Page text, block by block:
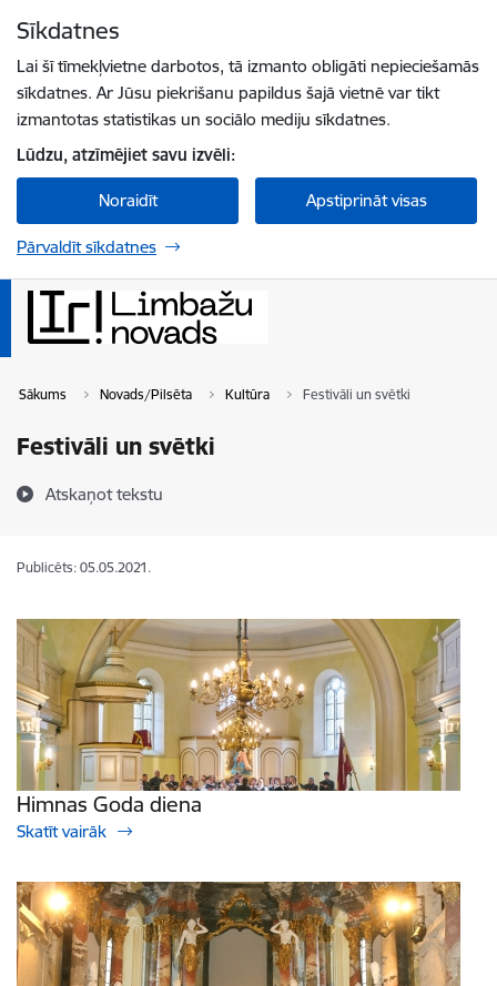
Sīkdatnes
Lai šī tīmekļvietne darbotos, tā izmanto obligāti nepieciešamās
sīkdatnes. Ar Jūsu piekrišanu papildus šajā vietnē var tikt
izmantotas statistikas un sociālo mediju sīkdatnes.
Lūdzu, atzīmējiet savu izvēli:
Noraidīt Apstiprināt visas
Pārvaldīt sīkdatnes
Sākums Novads/Pilsēta Kultūra Festivāli un svētki
Festivāli un svētki
Atskaņot tekstu
Publicēts: 05.05.2021.
Himnas Goda diena
Skatīt vairāk